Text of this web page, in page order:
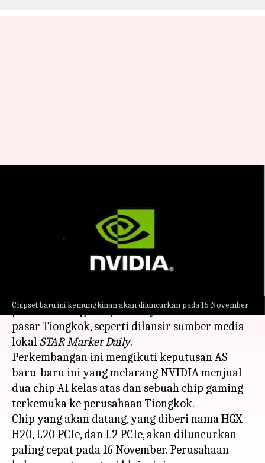
Chipset baru ini kemungkinan akan diluncurkan pada 16 November
Nov 10, 2023 11:52 am
peluncuran tiga chip barunya khusus untuk
pasar Tiongkok, seperti dilansir sumber media
lokalSTAR Market Daily.
Perkembangan ini mengikuti keputusan AS
baru-baru ini yang melarang NVIDIA menjual
dua chip AI kelas atas dan sebuah chip gaming
terkemuka ke perusahaan Tiongkok.
Chip yang akan datang, yang diberi nama HGX
H20, L20 PCIe, dan L2 PCIe, akan diluncurkan
paling cepat pada 16 November. Perusahaan